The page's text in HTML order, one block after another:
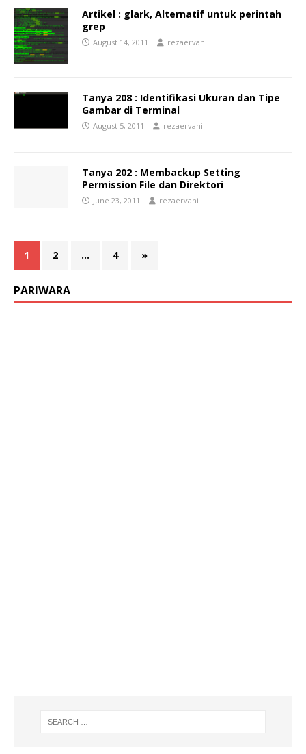
Artikel : glark, Alternatif untuk perintah
grep
August 14, 2011 rezaervani
Tanya 208 : Identifikasi Ukuran dan Tipe
Gambar di Terminal
August 5, 2011 rezaervani
Tanya 202 : Membackup Setting
Permission File dan Direktori
June 23, 2011 rezaervani
1 2 … 4 »
PARIWARA